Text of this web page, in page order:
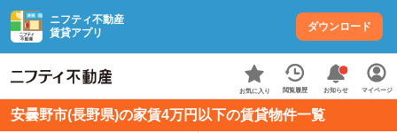
ニフティ不動産
賃貸アプリ
ダウンロード
お気に入り 閲覧履歴 お知らせ マイページ
安曇野市(長野県)の家賃4万円以下の賃貸物件一覧